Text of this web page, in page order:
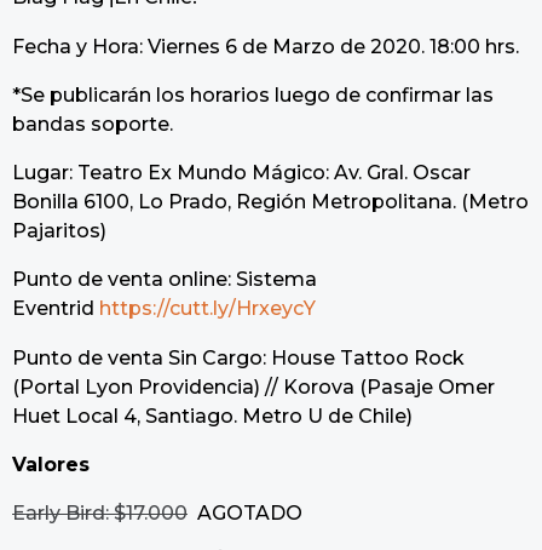
Fecha y Hora: Viernes 6 de Marzo de 2020. 18:00 hrs.
*Se publicarán los horarios luego de confirmar las
bandas soporte.
Lugar: Teatro Ex Mundo Mágico: Av. Gral. Oscar
Bonilla 6100, Lo Prado, Región Metropolitana. (Metro
Pajaritos)
Punto de venta online: Sistema
Eventrid https://cutt.ly/HrxeycY
Punto de venta Sin Cargo: House Tattoo Rock
(Portal Lyon Providencia) // Korova (Pasaje Omer
Huet Local 4, Santiago. Metro U de Chile)
Valores
Early Bird: $17.000 AGOTADO